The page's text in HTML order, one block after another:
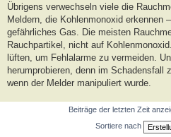
i
t
a
g
Übrigens verwechseln viele die
Meldern, die Kohlenmonoxid erkennen
gefährliches Gas. Die meisten
Rauchpartikel, nicht auf
lüften, um Fehlalarme zu vermeiden.
herumprobieren, denn im Schadensfall
wenn der Melder manipuliert wurde.
Beiträge der letzten Zeit
Sortiere nach